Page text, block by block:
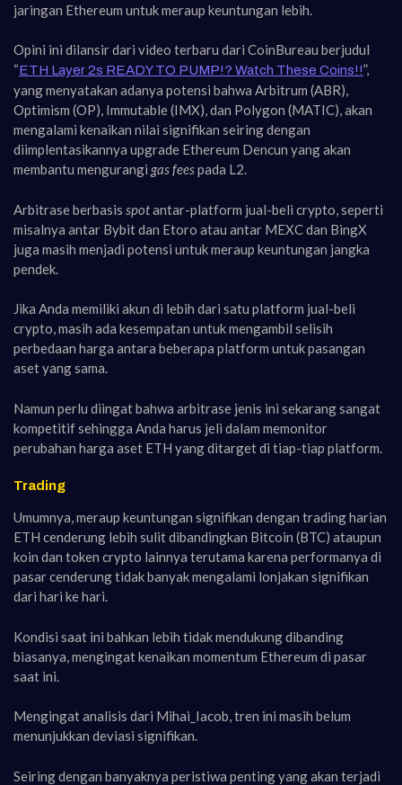
jaringan Ethereum untuk meraup keuntungan lebih.
Opini ini dilansir dari video terbaru dari CoinBureau berjudul
“ETH Layer 2s READY TO PUMP!? Watch These Coins!!”,
yang menyatakan adanya potensi bahwa Arbitrum (ABR),
Optimism (OP), Immutable (IMX), dan Polygon (MATIC), akan
mengalami kenaikan nilai signifikan seiring dengan
diimplentasikannya upgrade Ethereum Dencun yang akan
membantu mengurangi gas feespada L2.
Arbitrase berbasis spotantar-platform jual-beli crypto, seperti
misalnya antar Bybit dan Etoro atau antar MEXC dan BingX
juga masih menjadi potensi untuk meraup keuntungan jangka
pendek.
Jika Anda memiliki akun di lebih dari satu platform jual-beli
crypto, masih ada kesempatan untuk mengambil selisih
perbedaan harga antara beberapa platform untuk pasangan
aset yang sama.
Namun perlu diingat bahwa arbitrase jenis ini sekarang sangat
kompetitif sehingga Anda harus jeli dalam memonitor
perubahan harga aset ETH yang ditarget di tiap-tiap platform.
Trading
Umumnya, meraup keuntungan signifikan dengan trading harian
ETH cenderung lebih sulit dibandingkan Bitcoin (BTC) ataupun
koin dan token crypto lainnya terutama karena performanya di
pasar cenderung tidak banyak mengalami lonjakan signifikan
dari hari ke hari.
Kondisi saat ini bahkan lebih tidak mendukung dibanding
biasanya, mengingat kenaikan momentum Ethereum di pasar
saat ini.
Mengingat analisis dari Mihai_Iacob, tren ini masih belum
menunjukkan deviasi signifikan.
Seiring dengan banyaknya peristiwa penting yang akan terjadi